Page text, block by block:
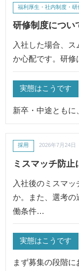
研修制度につい
福利厚生・社内制度・研
入社した場合、
か心配です。研修
実態はこうです
新卒・中途ともに
ミスマッチ防止
採用 2026年7月24日
入社後のミスマ
か。また、選考の
働条件…
実態はこうです
まず募集の段階